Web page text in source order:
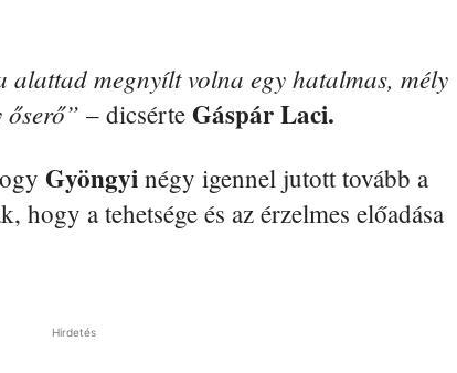
alattad megnyílt volna egy hatalmas, mély
őserő” – dicsérte Gáspár Laci.
Gyöngyi négy igennel jutott tovább a
hogy a tehetsége és az érzelmes előadása
Hirdetés